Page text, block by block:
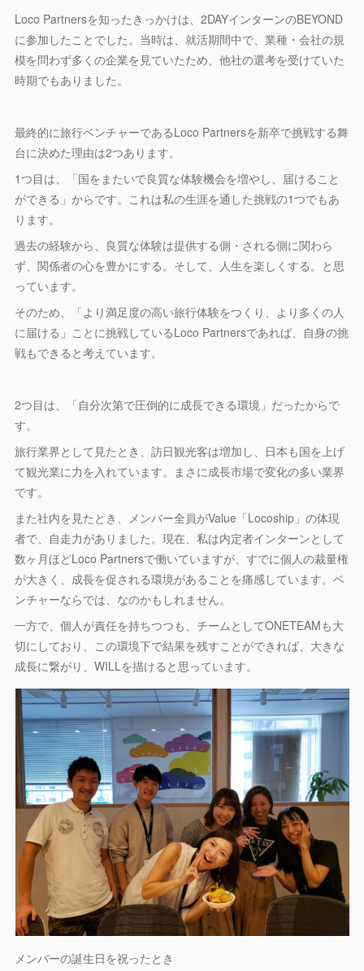
Loco Partnersを知ったきっかけは、2DAYインターンのBEYOND
に参加したことでした。当時は、就活期間中で、業種・会社の規
模を問わず多くの企業を見ていたため、他社の選考を受けていた
時期でもありました。
最終的に旅行ベンチャーであるLoco Partnersを新卒で挑戦する舞
台に決めた理由は2つあります。
1つ目は、「国をまたいで良質な体験機会を増やし、届けること
ができる」からです。これは私の生涯を通した挑戦の1つでもあ
ります。
過去の経験から、良質な体験は提供する側・される側に関わら
ず、関係者の心を豊かにする。そして、人生を楽しくする。と思
っています。
そのため、「より満足度の高い旅行体験をつくり、より多くの人
に届ける」ことに挑戦しているLoco Partnersであれば、自身の挑
戦もできると考えています。
2つ目は、「自分次第で圧倒的に成長できる環境」だったからで
す。
旅行業界として見たとき、訪日観光客は増加し、日本も国を上げ
て観光業に力を入れています。まさに成長市場で変化の多い業界
です。
また社内を見たとき、メンバー全員がValue「Locoship」の体現
者で、自走力がありました。現在、私は内定者インターンとして
数ヶ月ほどLoco Partnersで働いていますが、すでに個人の裁量権
が大きく、成長を促される環境があることを痛感しています。ベ
ンチャーならでは、なのかもしれません。
一方で、個人が責任を持ちつつも、チームとしてONETEAMも大
切にしており、この環境下で結果を残すことができれば、大きな
成長に繋がり、WILLを描けると思っています。
メンバーの誕生日を祝ったとき